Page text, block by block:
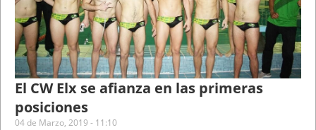
El CW Elx se afianza en las primeras
posiciones
04 de Marzo, 2019 - 11:10